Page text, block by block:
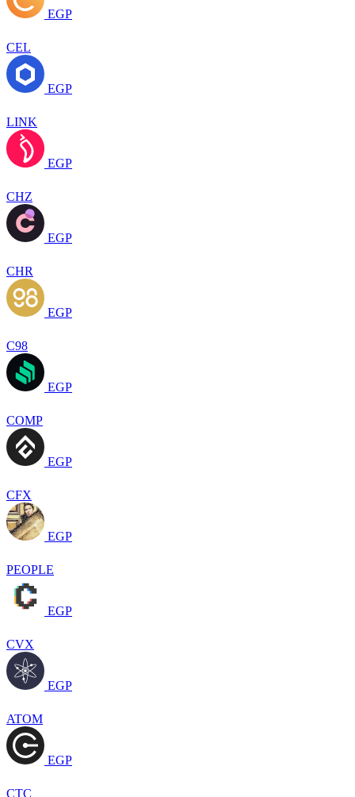
EGP
CEL
EGP
LINK
EGP
CHZ
EGP
CHR
EGP
C98
EGP
COMP
EGP
CFX
EGP
PEOPLE
EGP
CVX
EGP
ATOM
EGP
CTC